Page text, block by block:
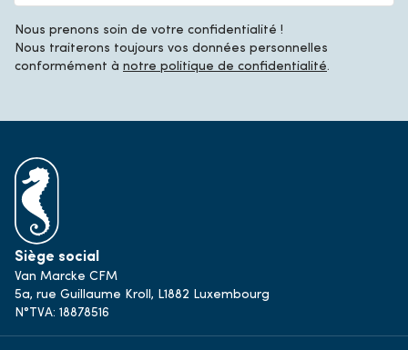
Nous prenons soin de votre confidentialité !
Nous traiterons toujours vos données personnelles
conformément à notre politique de confidentialité.
Siège social
Van Marcke CFM
5a, rue Guillaume Kroll, L1882 Luxembourg
N°TVA: 18878516